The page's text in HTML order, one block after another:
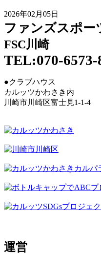
2026年02月05日
ファンズスポー
FSC川崎
TEL:070-6573-
●クラブハウス
カルッツかわさき内
川崎市川崎区富士見1-1-4
運営